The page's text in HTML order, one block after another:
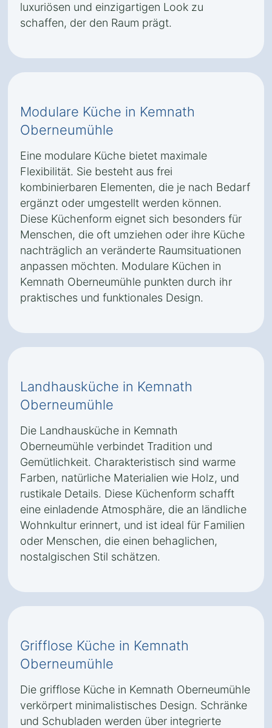
luxuriösen und einzigartigen Look zu
schaffen, der den Raum prägt.
Modulare Küche in Kemnath
Oberneumühle
Eine modulare Küche bietet maximale
Flexibilität. Sie besteht aus frei
kombinierbaren Elementen, die je nach Bedarf
ergänzt oder umgestellt werden können.
Diese Küchenform eignet sich besonders für
Menschen, die oft umziehen oder ihre Küche
nachträglich an veränderte Raumsituationen
anpassen möchten. Modulare Küchen in
Kemnath Oberneumühle punkten durch ihr
praktisches und funktionales Design.
Landhausküche in Kemnath
Oberneumühle
Die Landhausküche in Kemnath
Oberneumühle verbindet Tradition und
Gemütlichkeit. Charakteristisch sind warme
Farben, natürliche Materialien wie Holz, und
rustikale Details. Diese Küchenform schafft
eine einladende Atmosphäre, die an ländliche
Wohnkultur erinnert, und ist ideal für Familien
oder Menschen, die einen behaglichen,
nostalgischen Stil schätzen.
Grifflose Küche in Kemnath
Oberneumühle
Die grifflose Küche in Kemnath Oberneumühle
verkörpert minimalistisches Design. Schränke
und Schubladen werden über integrierte